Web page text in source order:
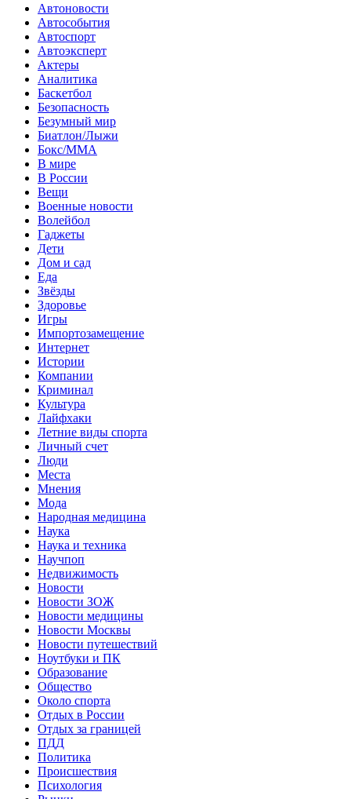
Автоновости
Автособытия
Автоспорт
Автоэксперт
Актеры
Аналитика
Баскетбол
Безопасность
Безумный мир
Биатлон/Лыжи
Бокс/MMA
В мире
В России
Вещи
Военные новости
Волейбол
Гаджеты
Дети
Дом и сад
Еда
Звёзды
Здоровье
Игры
Импортозамещение
Интернет
Истории
Компании
Криминал
Культура
Лайфхаки
Летние виды спорта
Личный счет
Люди
Места
Мнения
Мода
Народная медицина
Наука
Наука и техника
Научпоп
Недвижимость
Новости
Новости ЗОЖ
Новости медицины
Новости Москвы
Новости путешествий
Ноутбуки и ПК
Образование
Общество
Около спорта
Отдых в России
Отдых за границей
ПДД
Политика
Происшествия
Психология